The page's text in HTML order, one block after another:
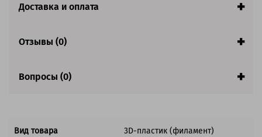
Страна:Китай
Доставка и оплата
Отзывы (0)
Вопросы (0)
Вид товара 3D-пластик (филамент)